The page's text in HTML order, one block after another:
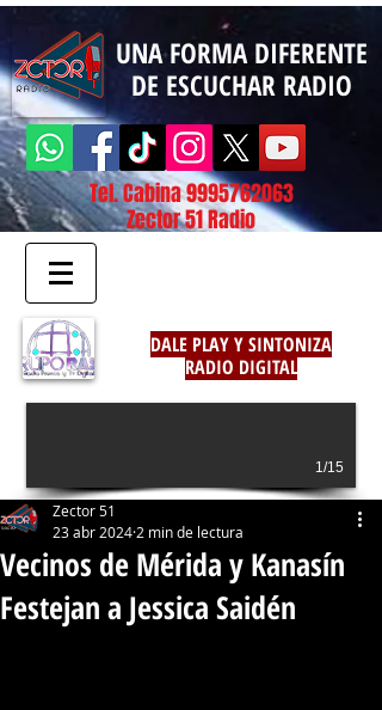
UNA FORMA DIFERENTE
DE ESCUCHAR RADIO
Tel. Cabina9995762063
Zector 51 Radio
DALE PLAY Y SINTONIZA
RADIO DIGITAL
1/15
Vecinos de Mérida y Kanasín
Festejan a Jessica Saidén
Zector 51
23 abr 2024 2 min de lectura